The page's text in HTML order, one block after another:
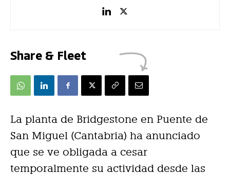
Share & Fleet
La planta de Bridgestone en Puente de
San Miguel (Cantabria) ha anunciado
que se ve obligada a cesar
temporalmente su actividad desde las